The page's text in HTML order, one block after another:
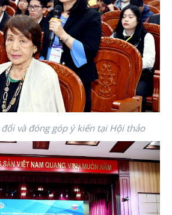
và đóng góp ý kiến tại Hội thảo